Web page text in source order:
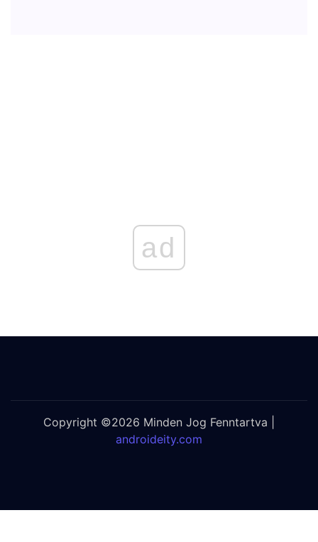
ad
Copyright ©2026 Minden Jog Fenntartva |
androideity.com